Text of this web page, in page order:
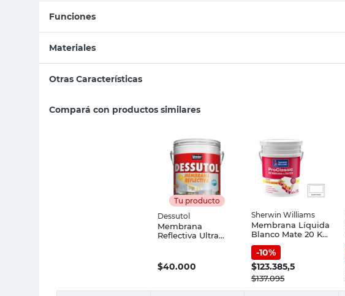
Funciones
Materiales
Otras Características
Compará con productos similares
Tu producto
Dessutol
Membrana
Reflectiva Ultra
$40.000
Sherwin Williams
Membrana Líquida
Blanco Mate 20 Kg
Con Poliuretano
Proclassic Sherwin
Williams
-10%
$123.385,5
$137.095